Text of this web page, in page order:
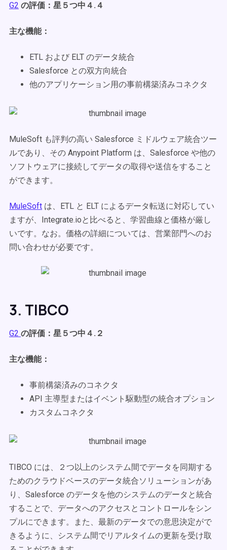
G2 の評価：星５つ中４.４
主な機能：
ETL および ELT のデータ統合
Salesforce との双方向統合
他のアプリケーション用の事前構築済みコネクタ
MuleSoft も評判の高い Salesforce ミドルウェア統合ツー
ルであり、その Anypoint Platform は、Salesforce や他の
ソフトウェアに接続してデータの取得や送信をすること
ができます。
MuleSoft は、ETL と ELT によるデータ転送に対応してい
ますが、Integrate.ioと比べると、学習曲線と価格が厳し
いです。なお。価格の詳細については、営業部門へのお
問い合わせが必要です。
3. TIBCO
G2 の評価：星５つ中４.２
主な機能：
事前構築済みのコネクタ
API 主導型またはイベント駆動型の統合オプション
カスタムコネクタ
TIBCO には、２つ以上のシステム間でデータを同期する
ためのクラウドベースのデータ統合ソリューションがあ
り、Salesforce のデータを他のシステムのデータと統合
することで、データへのアクセスとコントロールをシン
プルにできます。また、最新のデータでの意思決定がで
きるように、システム間でリアルタイムの更新を受け取